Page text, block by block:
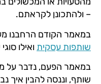
– ולהתכונן לקראתם.
במאמר הקודם הרחבנו
שותפות עסקית ואילו
במאמר הפעם, נדבר על
שותף, וננסה להבין איך